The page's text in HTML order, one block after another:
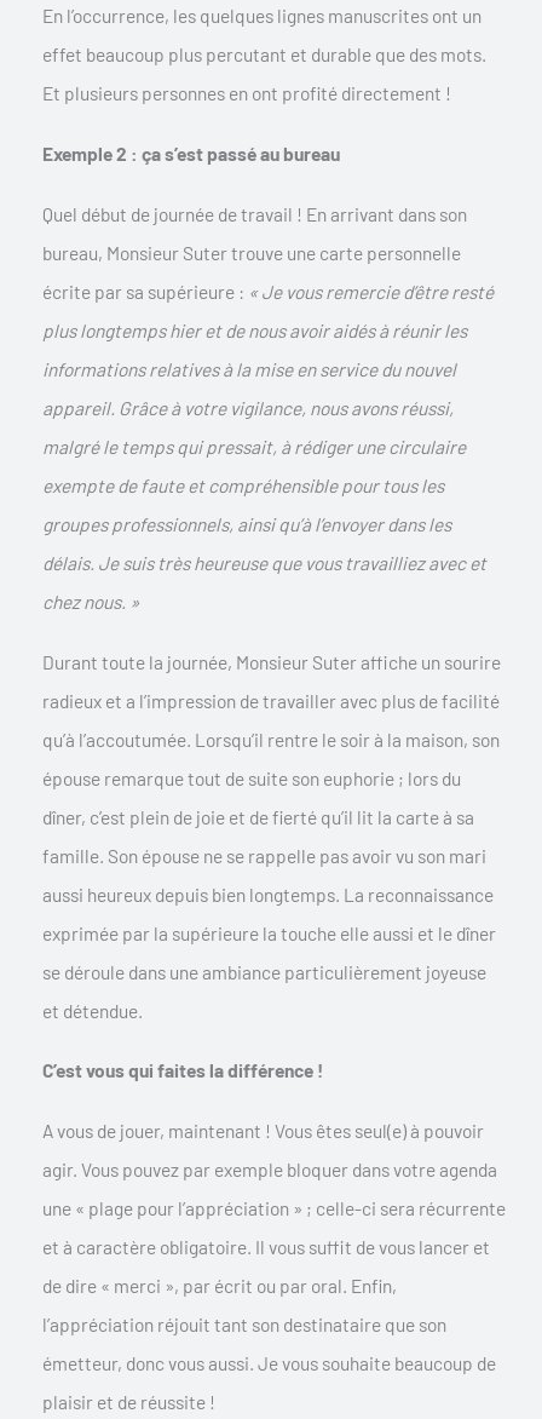
En l’occurrence, les quelques lignes manuscrites ont un
effet beaucoup plus percutant et durable que des mots.
Et plusieurs personnes en ont profité directement !
Exemple 2 : ça s’est passé au bureau
Quel début de journée de travail ! En arrivant dans son
bureau, Monsieur Suter trouve une carte personnelle
écrite par sa supérieure : « Je vous remercie d’être resté
plus longtemps hier et de nous avoir aidés à réunir les
informations relatives à la mise en service du nouvel
appareil. Grâce à votre vigilance, nous avons réussi,
malgré le temps qui pressait, à rédiger une circulaire
exempte de faute et compréhensible pour tous les
groupes professionnels, ainsi qu’à l’envoyer dans les
délais. Je suis très heureuse que vous travailliez avec et
chez nous. »
Durant toute la journée, Monsieur Suter affiche un sourire
radieux et a l’impression de travailler avec plus de facilité
qu’à l’accoutumée. Lorsqu’il rentre le soir à la maison, son
épouse remarque tout de suite son euphorie ; lors du
dîner, c’est plein de joie et de fierté qu’il lit la carte à sa
famille. Son épouse ne se rappelle pas avoir vu son mari
aussi heureux depuis bien longtemps. La reconnaissance
exprimée par la supérieure la touche elle aussi et le dîner
se déroule dans une ambiance particulièrement joyeuse
et détendue.
C’est vous qui faites la différence !
A vous de jouer, maintenant ! Vous êtes seul(e) à pouvoir
agir. Vous pouvez par exemple bloquer dans votre agenda
une « plage pour l’appréciation » ; celle-ci sera récurrente
et à caractère obligatoire. Il vous suffit de vous lancer et
de dire « merci », par écrit ou par oral. Enfin,
l’appréciation réjouit tant son destinataire que son
émetteur, donc vous aussi. Je vous souhaite beaucoup de
plaisir et de réussite !